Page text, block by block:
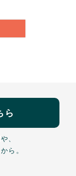
ら
、
ら。